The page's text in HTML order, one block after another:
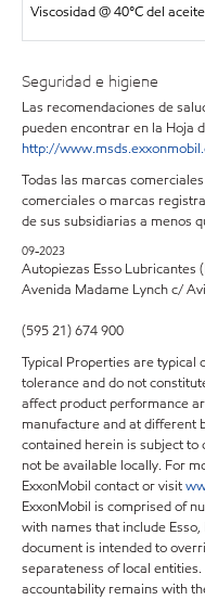
Viscosidad @ 40°C del
Seguridad e higiene
Las recomendaciones de
pueden encontrar en la Hoja
http://
Todas las marcas
comerciales o marcas
de sus subsidiarias a menos
09-2023
Autopiezas Esso Lubricantes
Avenida Madame Lynch c/
(595 21) 674 900
Typical Properties are
tolerance and do not
affect product performance
manufacture and at different
contained herein is subject
not be available locally. For
ExxonMobil contact or visit
ExxonMobil is comprised of
with names that include
document is intended to
separateness of local
accountability remains with